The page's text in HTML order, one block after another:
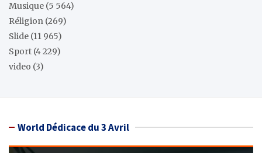
Musique (5 564)
Réligion (269)
Slide (11 965)
Sport (4 229)
video (3)
World Dédicace du 3 Avril